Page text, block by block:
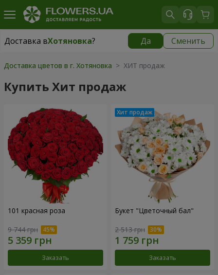
Доставка вХотяновка? Да Сменить
Доставка вХотяновка|
Доставка цветов в г. Хотяновка > ХИТ продаж
Купить Хит продаж
101 красная роза
9 744 грн
Заказать
Букет "Цветочный бал"
2 513 грн
Заказать